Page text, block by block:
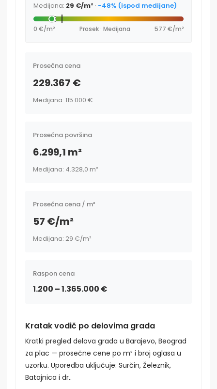
Medijana: 29 €/m² · -48% (ispod medijane)
0 €/m² Prosek · Medijana 577 €/m²
Prosečna cena
229.367 €
Medijana: 115.000 €
Prosečna površina
6.299,1 m²
Medijana: 4.328,0 m²
Prosečna cena / m²
57 €/m²
Medijana: 29 €/m²
Raspon cena
1.200 – 1.365.000 €
Kratak vodič po delovima grada
Kratki pregled delova grada u Barajevo, Beograd
za plac — prosečne cene po m² i broj oglasa u
uzorku. Uporedba uključuje: Surčin, Železnik,
Batajnica i dr..